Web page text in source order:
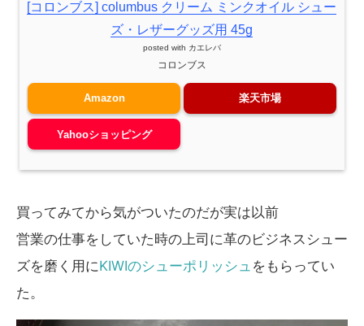
[コロンブス] columbus クリーム ミンクオイル シュー
ズ・レザーグッズ用 45g
posted with カエレバ
コロンブス
Amazon 楽天市場
Yahooショッピング
買ってみてから気がついたのだが実は以前
営業の仕事をしていた時の上司に革のビジネスシュー
ズを磨く用にKIWIのシューポリッシュ をもらってい
た。